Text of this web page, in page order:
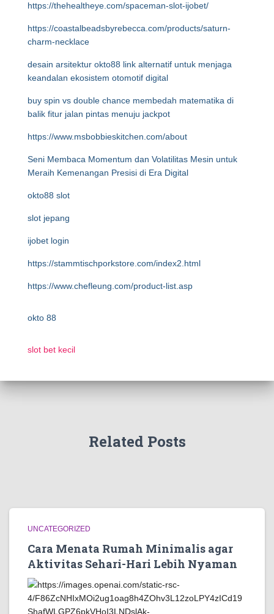
https://thehealtheye.com/spaceman-slot-ijobet/
https://coastalbeadsbyrebecca.com/products/saturn-
charm-necklace
desain arsitektur okto88 link alternatif untuk menjaga
keandalan ekosistem otomotif digital
buy spin vs double chance membedah matematika di
balik fitur jalan pintas menuju jackpot
https://www.msbobbieskitchen.com/about
Seni Membaca Momentum dan Volatilitas Mesin untuk
Meraih Kemenangan Presisi di Era Digital
okto88 slot
slot jepang
ijobet login
https://stammtischporkstore.com/index2.html
https://www.chefleung.com/product-list.asp
okto 88
slot bet kecil
Related Posts
UNCATEGORIZED
Cara Menata Rumah Minimalis agar
Aktivitas Sehari-Hari Lebih Nyaman